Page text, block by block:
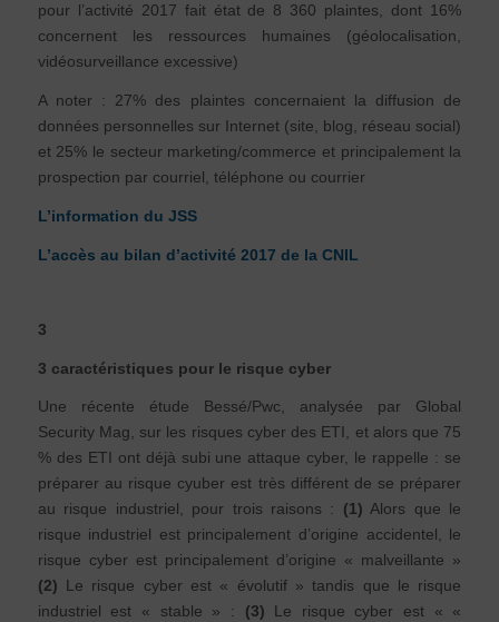
pour l’activité 2017 fait état de 8 360 plaintes, dont 16%
concernent les ressources humaines (géolocalisation,
vidéosurveillance excessive)
A noter : 27% des plaintes concernaient la diffusion de
données personnelles sur Internet (site, blog, réseau social)
et 25% le secteur marketing/commerce et principalement la
prospection par courriel, téléphone ou courrier
L’information du JSS
L’accès au bilan d’activité 2017 de la CNIL
3
3 caractéristiques pour le risque cyber
Une récente étude Bessé/Pwc, analysée par Global
Security Mag, sur les risques cyber des ETI, et alors que 75
% des ETI ont déjà subi une attaque cyber, le rappelle : se
préparer au risque cyuber est très différent de se préparer
au risque industriel, pour trois raisons : (1) Alors que le
risque industriel est principalement d’origine accidentel, le
risque cyber est principalement d’origine « malveillante »
(2) Le risque cyber est « évolutif » tandis que le risque
industriel est « stable » : (3) Le risque cyber est « «